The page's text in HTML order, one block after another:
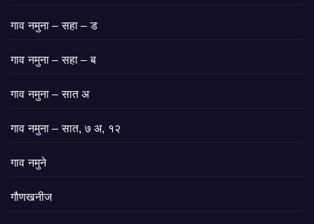
गाव नमुना – सहा – ड
गाव नमुना – सहा – ब
गाव नमुना – सात अ
गाव नमुना – सात, ७ अ, १२
गाव नमुने
गौणखनीज